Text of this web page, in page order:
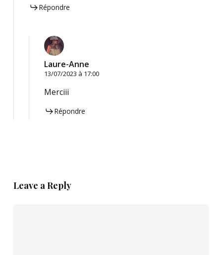
Répondre
Laure-Anne
13/07/2023 à 17:00
Merciii
Répondre
Leave a Reply